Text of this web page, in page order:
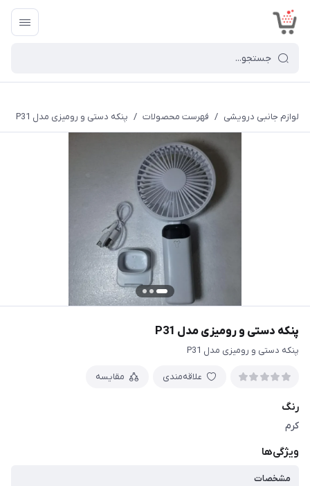
لوازم جانبی درویشی / فهرست محصولات / پنکه دستی و رومیزی مدل P31
پنکه دستی و رومیزی مدل P31
پنکه دستی و رومیزی مدل P31
علاقه‌مندی مقایسه
رنگ
کرم
ویژگی‌ها
مشخصات